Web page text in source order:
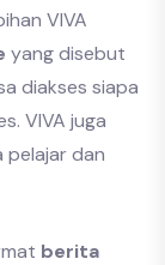
VIVA
yang disebut
diakses siapa
VIVA juga
pelajar dan
berita